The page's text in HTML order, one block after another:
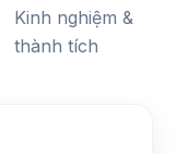
Kinh nghiệm &
thành tích